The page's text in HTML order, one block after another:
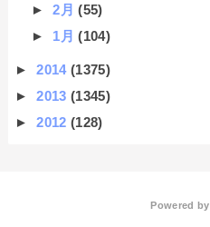
►2月(55)
► 1月(104)
►2014(1375)
►2013(1345)
►2012(128)
Powered by